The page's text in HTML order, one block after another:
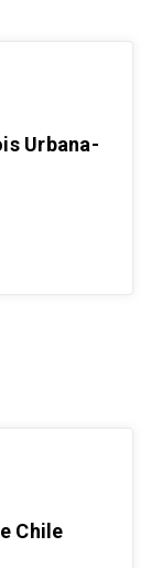
Urbana-
Chile